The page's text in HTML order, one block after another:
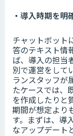
・導入時期を明
チャットボット
答のテキスト情
ば、導入の担当
別で運営をして
ランスタッフが
たケースでは、
を作成したりと
期間が想定より
す。まずは、導
なアップデート